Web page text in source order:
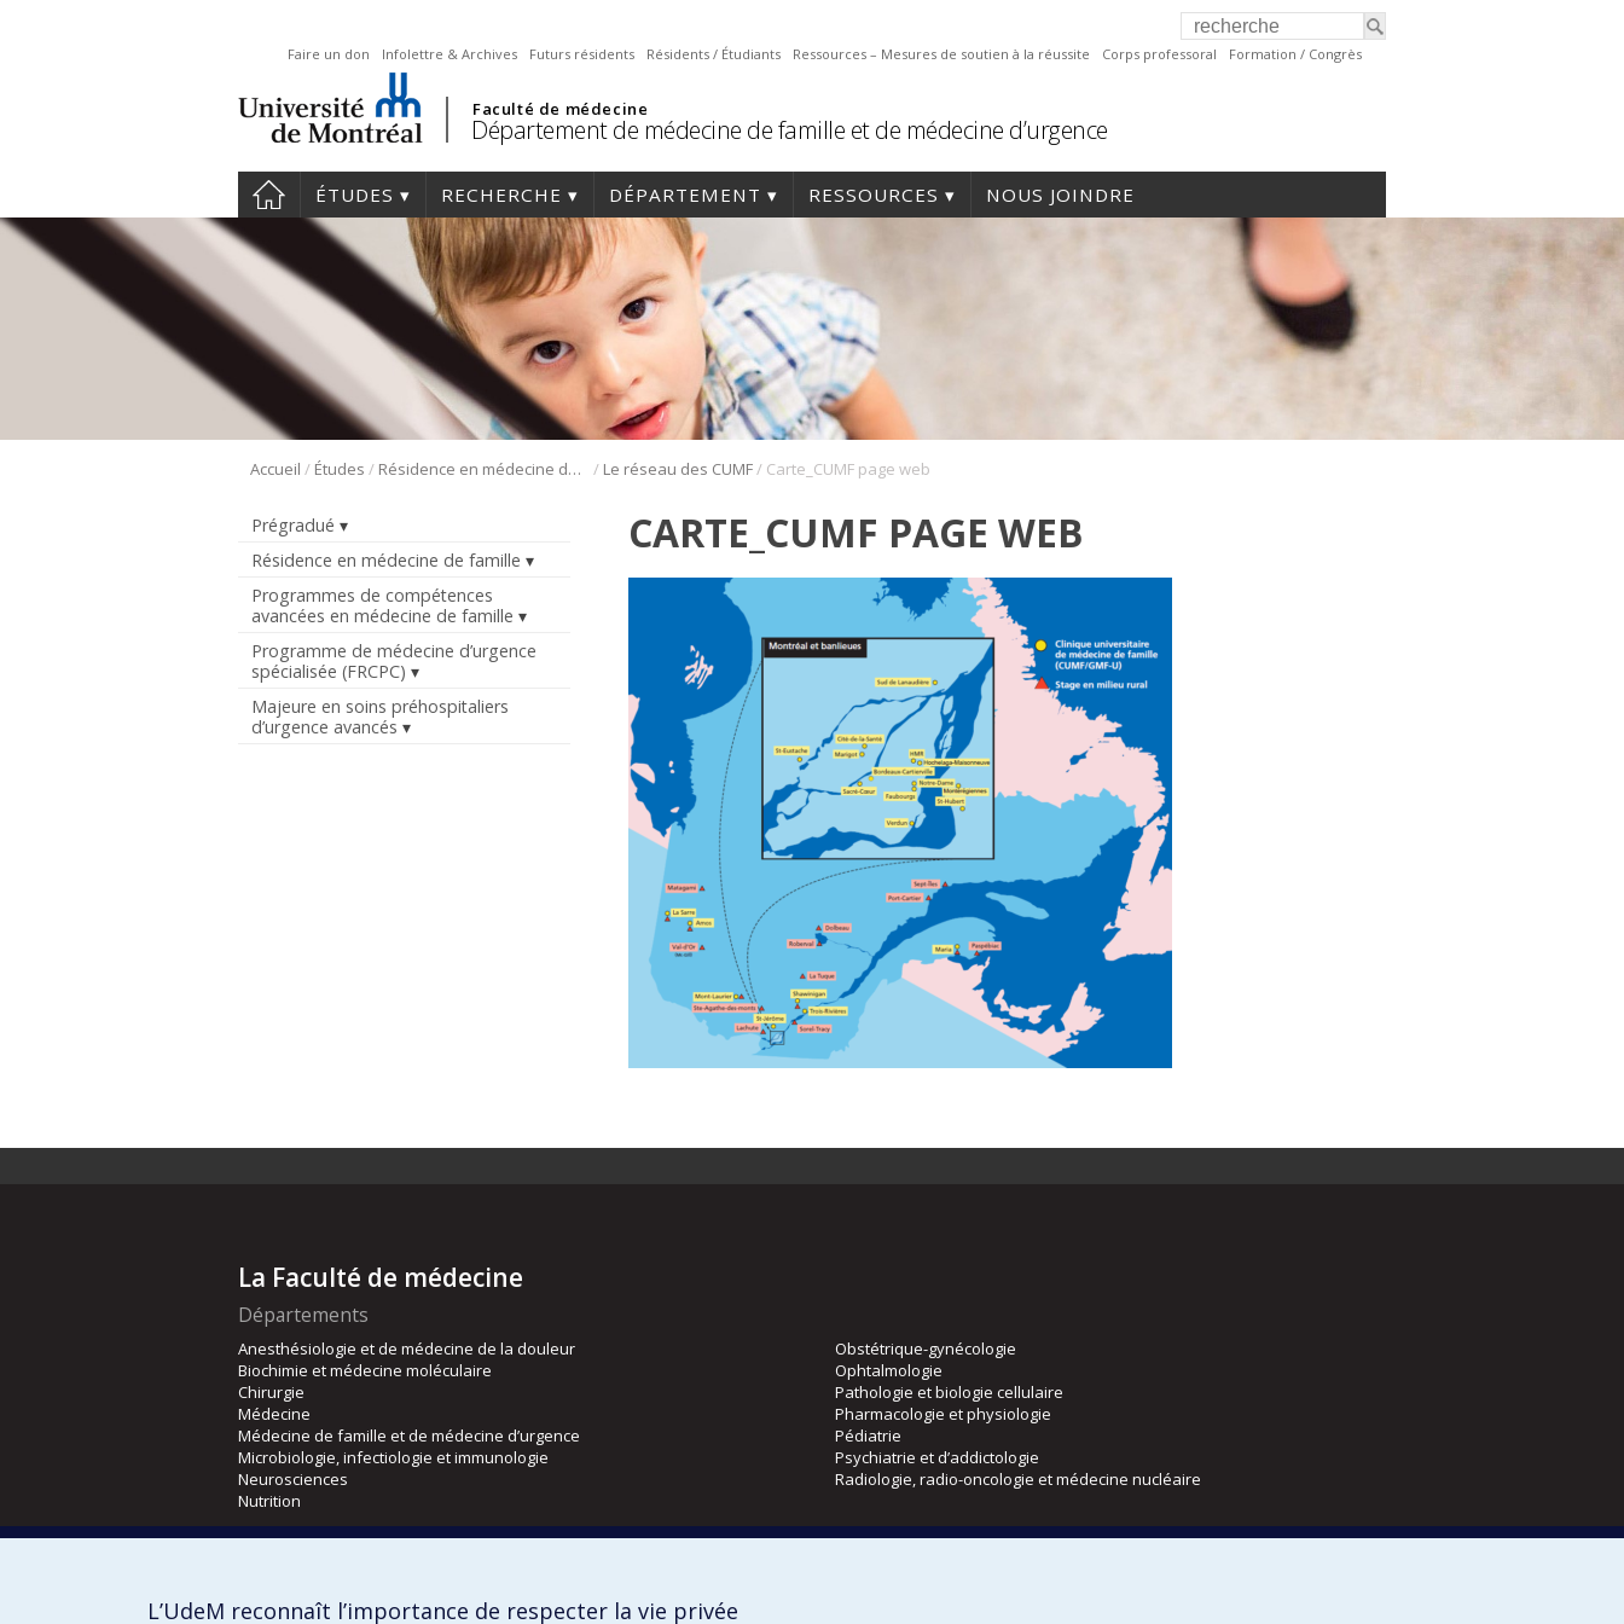
Faire un don Infolettre & Archives Futurs résidents Résidents / Étudiants Ressources – Mesures de soutien à la réussite Corps professoral Formation / Congrès
Faculté de médecine
Département de médecine de famille et de médecine d’urgence
ÉTUDES RECHERCHE DÉPARTEMENT RESSOURCES NOUS JOINDRE
Accueil / Études / Résidence en médecine de famille / Le réseau des CUMF/ Carte_CUMF page web
Prégradué
Résidence en médecine de famille
Programmes de compétences
avancées en médecine de famille
Programme de médecine d’urgence
spécialisée (FRCPC)
Majeure en soins préhospitaliers
d’urgence avancés
CARTE_CUMF PAGE WEB
La Faculté de médecine
Départements
Anesthésiologie et de médecine de la douleur
Biochimie et médecine moléculaire
Chirurgie
Médecine
Médecine de famille et de médecine d’urgence
Microbiologie, infectiologie et immunologie
Neurosciences
Nutrition
Obstétrique-gynécologie
Ophtalmologie
Pathologie et biologie cellulaire
Pharmacologie et physiologie
Pédiatrie
Psychiatrie et d’addictologie
Radiologie, radio-oncologie et médecine nucléaire
Orthophonie et audiologie
L’UdeM reconnaît l’importance de respecter la vie privée